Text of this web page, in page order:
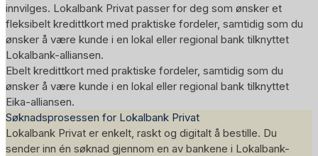
innvilges. Lokalbank Privat passer for deg som ønsker et
fleksibelt kredittkort med praktiske fordeler, samtidig som du
ønsker å være kunde i en lokal eller regional bank tilknyttet
Lokalbank-alliansen.
Ebelt kredittkort med praktiske fordeler, samtidig som du
ønsker å være kunde i en lokal eller regional bank tilknyttet
Eika-alliansen.
Søknadsprosessen for Lokalbank Privat
Lokalbank Privat er enkelt, raskt og digitalt å bestille. Du
sender inn én søknad gjennom en av bankene i Lokalbank-